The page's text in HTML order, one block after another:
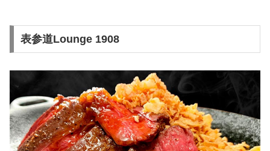
表参道Lounge 1908